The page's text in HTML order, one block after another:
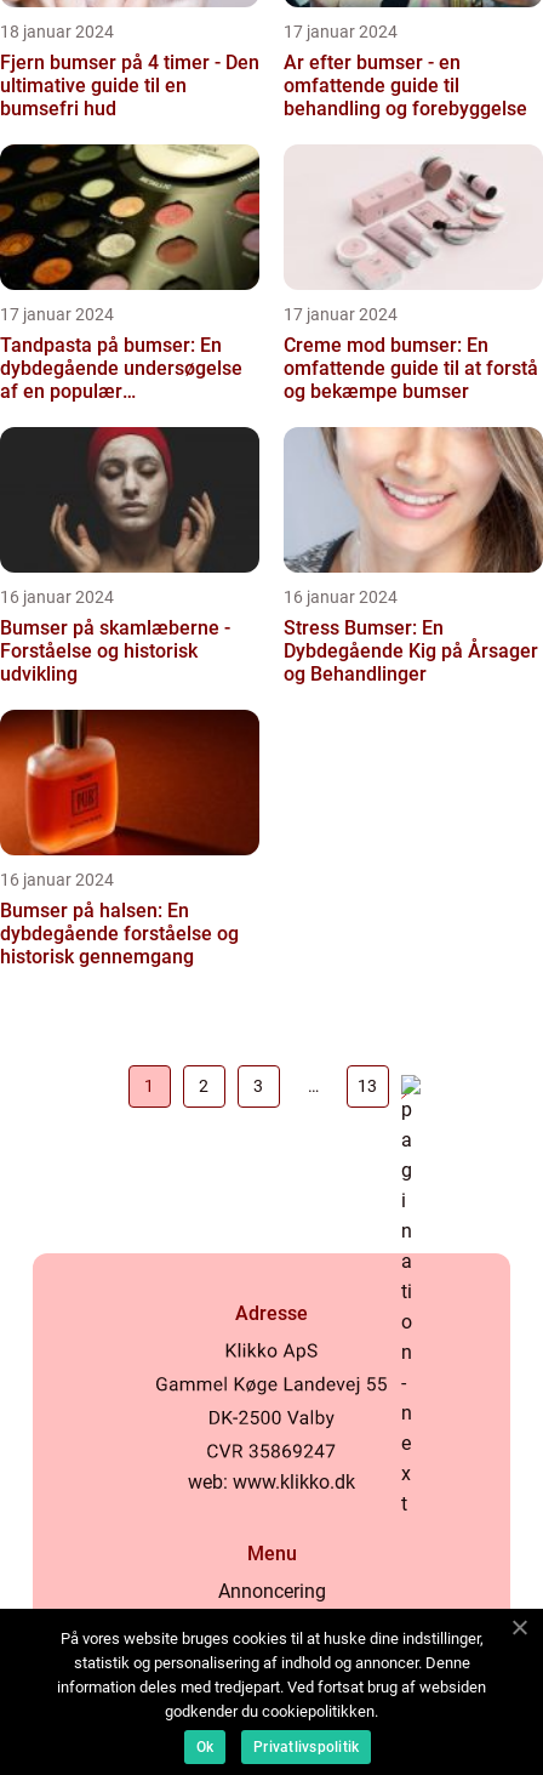
18 januar 2024
Fjern bumser på 4 timer - Den
ultimative guide til en
bumsefri hud
17 januar 2024
Ar efter bumser - en
omfattende guide til
behandling og forebyggelse
17 januar 2024
Tandpasta på bumser: En
dybdegående undersøgelse
af en populær
17 januar 2024
Creme mod bumser: En
omfattende guide til at forstå
og bekæmpe bumser
16 januar 2024
Bumser på skamlæberne -
Forståelse og historisk
udvikling
16 januar 2024
Stress Bumser: En
Dybdegående Kig på Årsager
og Behandlinger
16 januar 2024
Bumser på halsen: En
dybdegående forståelse og
historisk gennemgang
1 2 3 … 13
Adresse
web: www.klikko.dk
Menu
Annoncering
Cookies
Kontakt os
Sitemap
På vores website bruges cookies til at huske dine indstillinger,
statistik og personalisering af indhold og annoncer. Denne
information deles med tredjepart. Ved fortsat brug af websiden
godkender du cookiepolitikken.
Ok Privatlivspolitik